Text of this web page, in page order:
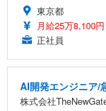
東京都
月給25万8,100
正社員
AI開発エンジニア/
株式会社